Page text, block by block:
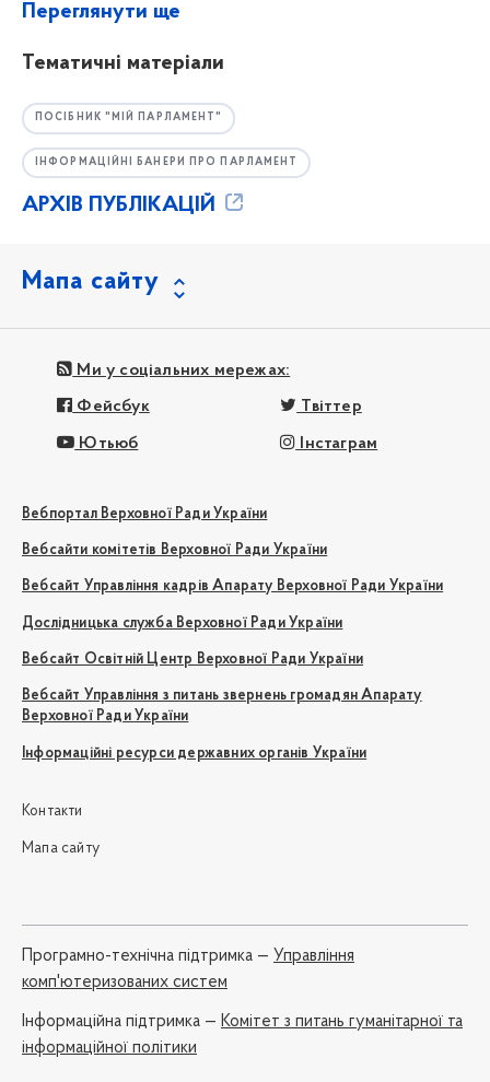
Переглянути ще
Тематичні матеріали
ПОСІБНИК "МІЙ ПАРЛАМЕНТ"
ІНФОРМАЦІЙНІ БАНЕРИ ПРО ПАРЛАМЕНТ
АРХІВ ПУБЛІКАЦІЙ
Мапа сайту
Ми у соціальних мережах:
Фейсбук Твіттер
Ютьюб Інстаграм
Вебпортал Верховної Ради України
Вебсайти комітетів Верховної Ради України
Вебсайт Управління кадрів Апарату Верховної Ради України
Дослідницька служба Верховної Ради України
Вебсайт Освітній Центр Верховної Ради України
Вебсайт Управління з питань звернень громадян Апарату
Верховної Ради України
Інформаційні ресурси державних органів України
Контакти
Мапа сайту
Програмно-технічна підтримка — Управління
комп'ютеризованих систем
Iнформаційна підтримка — Комітет з питань гуманітарної та
інформаційної політики